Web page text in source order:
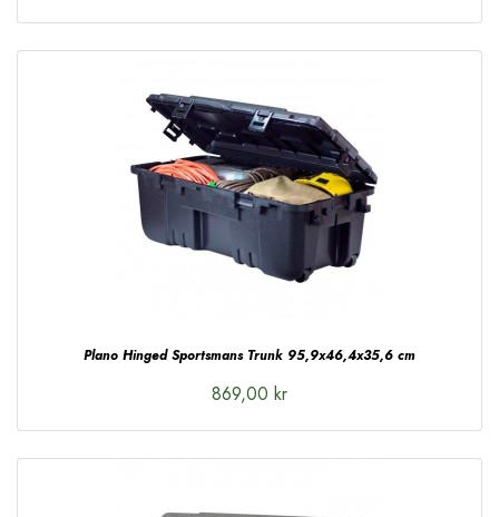
Plano Hinged Sportsmans Trunk 95,9x46,4x35,6 cm
869,00 kr